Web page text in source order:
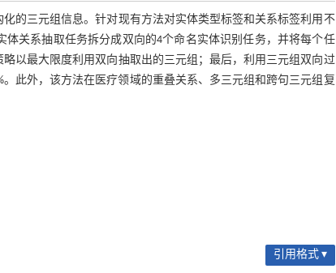
的三元组信息。针对现有方法对实体类型标签和关系标签利用不
关系抽取任务拆分成双向的4个命名实体识别任务，并将每个任
以最大限度利用双向抽取出的三元组；最后，利用三元组双向过
此外，该方法在医疗领域的重叠关系、多三元组和跨句三元组复
引用格式 ▾